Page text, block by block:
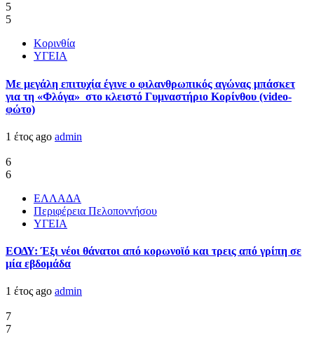
5
5
Κορινθία
ΥΓΕΙΑ
Με μεγάλη επιτυχία έγινε ο φιλανθρωπικός αγώνας μπάσκετ
για τη «Φλόγα» στο κλειστό Γυμναστήριο Κορίνθου (video-
φώτο)
1 έτος ago admin
6
6
ΕΛΛΑΔΑ
Περιφέρεια Πελοποννήσου
ΥΓΕΙΑ
ΕΟΔΥ: Έξι νέοι θάνατοι από κορωνοϊό και τρεις από γρίπη σε
μία εβδομάδα
1 έτος ago admin
7
7